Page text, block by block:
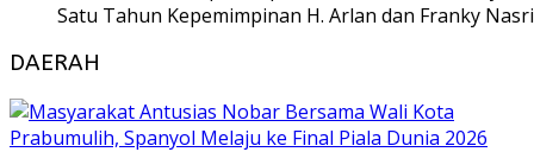
Satu Tahun Kepemimpinan H. Arlan dan Franky
DAERAH